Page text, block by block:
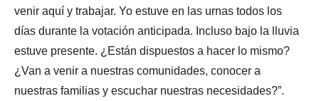
venir aquí y trabajar. Yo estuve en las urnas todos los
días durante la votación anticipada. Incluso bajo la lluvia
estuve presente. ¿Están dispuestos a hacer lo mismo?
¿Van a venir a nuestras comunidades, conocer a
nuestras familias y escuchar nuestras necesidades?”.